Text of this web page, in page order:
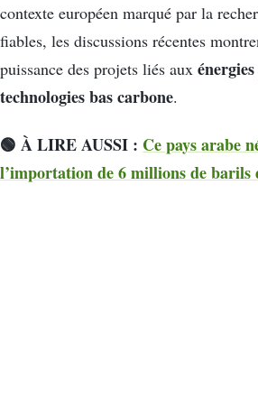
contexte européen marqué par la
fiables, les discussions récentes
puissance des projets liés aux
technologies bas carbone.
🟢 À LIRE AUSSI : Ce pays arabe
l’importation de 6 millions de barils